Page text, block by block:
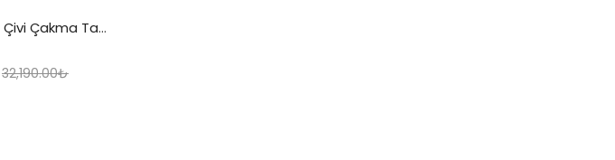
FİX PRO FX 100 Çivi Çakma Tabancası
32,190.00₺